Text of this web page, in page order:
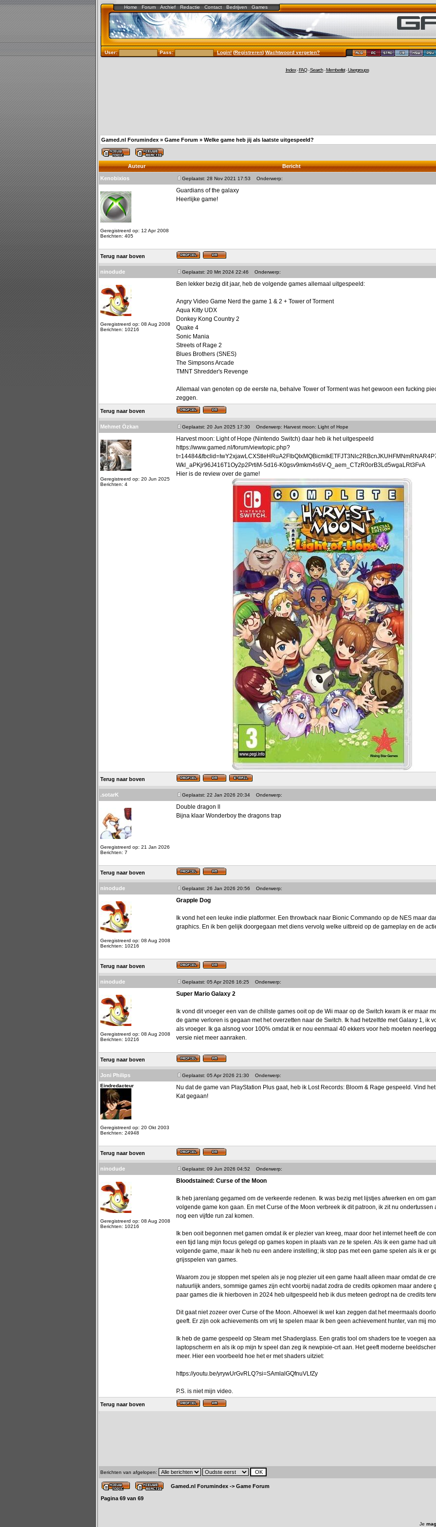
Home Forum Archief Redactie Contact Bedrijven Games
User: Pass: Login!(Registreren)Wachtwoord vergeten?
Index-FAQ-Search-Memberlist-Usergroups
Gamed.nl Forumindex » Game Forum » Welke game heb jij als laatste uitgespeeld?
Auteur Bericht
Kenobixios Geplaatst: 28 Nov 2021 17:53 Onderwerp:
Geregistreerd op: 12 Apr 2008
Berichten: 405
Guardians of the galaxy
Heerlijke game!
Terug naar boven
ninodude Geplaatst: 20 Mrt 2024 22:46 Onderwerp:
Geregistreerd op: 08 Aug 2008
Berichten: 10216
Ben lekker bezig dit jaar, heb de volgende games allemaal uitgespeeld:
Angry Video Game Nerd the game 1 & 2 + Tower of Torment
Aqua Kitty UDX
Donkey Kong Country 2
Quake 4
Sonic Mania
Streets of Rage 2
Blues Brothers (SNES)
The Simpsons Arcade
TMNT Shredder's Revenge
Allemaal van genoten op de eerste na, behalve Tower of Torment was het gewoon een fucking
zeggen.
Terug naar boven
Mehmet Özkan Geplaatst: 20 Jun 2025 17:30 Onderwerp: Harvest moon: Light of Hope
Geregistreerd op: 20 Jun 2025
Berichten: 4
Harvest moon: Light of Hope (Nintendo Switch) daar heb ik het uitgespeeld
https://www.gamed.nl/forum/viewtopic.php?
Wkl_aPKjr96J416T1Oy2p2PrtiM-5d16-K0gsv9mkm4s6V-Q_aem_CTzR0orB3Ld5wgaLRt3FvA
Hier is de review over de game!
Terug naar boven
.sotarK Geplaatst: 22 Jan 2026 20:34 Onderwerp:
Geregistreerd op: 21 Jan 2026
Berichten: 7
Double dragon ll
Bijna klaar Wonderboy the dragons trap
Terug naar boven
ninodude Geplaatst: 26 Jan 2026 20:56 Onderwerp:
Geregistreerd op: 08 Aug 2008
Berichten: 10216
Grapple Dog
Ik vond het een leuke indie platformer. Een throwback naar Bionic Commando op de NES maar
graphics. En ik ben gelijk doorgegaan met diens vervolg welke uitbreid op de gameplay en de
Terug naar boven
ninodude Geplaatst: 05 Apr 2026 16:25 Onderwerp:
Geregistreerd op: 08 Aug 2008
Berichten: 10216
Super Mario Galaxy 2
Ik vond dit vroeger een van de chillste games ooit op de Wii maar op de Switch kwam ik er maar
de game verloren is gegaan met het overzetten naar de Switch. Ik had hetzelfde met Galaxy 1, ik
als vroeger. Ik ga alsnog voor 100% omdat ik er nou eenmaal 40 ekkers voor heb moeten
versie niet meer aanraken.
Terug naar boven
Joni Philips Geplaatst: 05 Apr 2026 21:30
Onderwerp:
Eindredacteur
Geregistreerd op: 20 Okt 2003
Berichten: 24948
Nu dat de game van PlayStation Plus gaat, heb ik Lost Records: Bloom & Rage gespeeld. Vind
Kat gegaan!
Terug naar boven
ninodude Geplaatst: 09 Jun 2026 04:52 Onderwerp:
Geregistreerd op: 08 Aug 2008
Berichten: 10216
Bloodstained: Curse of the Moon
Ik heb jarenlang gegamed om de verkeerde redenen. Ik was bezig met lijstjes afwerken en om
volgende game kon gaan. En met Curse of the Moon verbreek ik dit patroon, ik zit nu
nog een vijfde run zal komen.
Ik ben ooit begonnen met gamen omdat ik er plezier van kreeg, maar door het internet heeft de
een tijd lang mijn focus gelegd op games kopen in plaats van ze te spelen. Als ik een game had
volgende game, maar ik heb nu een andere instelling; ik stop pas met een game spelen als ik er
grijsspelen van games.
Waarom zou je stoppen met spelen als je nog plezier uit een game haalt alleen maar omdat de
natuurlijk anders, sommige games zijn echt voorbij nadat zodra de credits opkomen maar andere
paar games die ik hierboven in 2024 heb uitgespeeld heb ik dus meteen gedropt na de credits
Dit gaat niet zozeer over Curse of the Moon. Alhoewel ik wel kan zeggen dat het meermaals
geeft. Er zijn ook achievements om vrij te spelen maar ik ben geen achievement hunter, van mij
Ik heb de game gespeeld op Steam met Shaderglass. Een gratis tool om shaders toe te voegen
laptopscherm en als ik op mijn tv speel dan zeg ik newpixie-crt aan. Het geeft moderne
meer. Hier een voorbeeld hoe het er met shaders uitziet:
https://youtu.be/yrywUrGvRLQ?si=SAmlalGQfnuVLfZy
P.S. is niet mijn video.
Terug naar boven
Berichten van afgelopen:
Gamed.nl Forumindex -> Game Forum
Pagina 69 van 69
Je